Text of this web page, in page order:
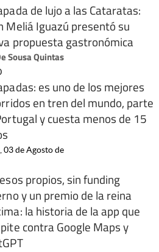
de lujo a las Cataratas:
Meliá Iguazú presentó su
propuesta gastronómica
Sousa Quintas
es uno de los mejores
en tren del mundo, parte
y cuesta menos de 15
03 de Agosto de
propios, sin funding
y un premio de la reina
la historia de la app que
contra Google Maps y